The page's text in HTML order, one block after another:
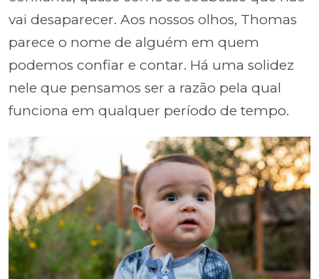
vai desaparecer. Aos nossos olhos, Thomas
parece o nome de alguém em quem
podemos confiar e contar. Há uma solidez
nele que pensamos ser a razão pela qual
funciona em qualquer período de tempo.